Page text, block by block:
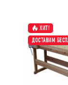
ХИТ!
ДОСТАВИМ